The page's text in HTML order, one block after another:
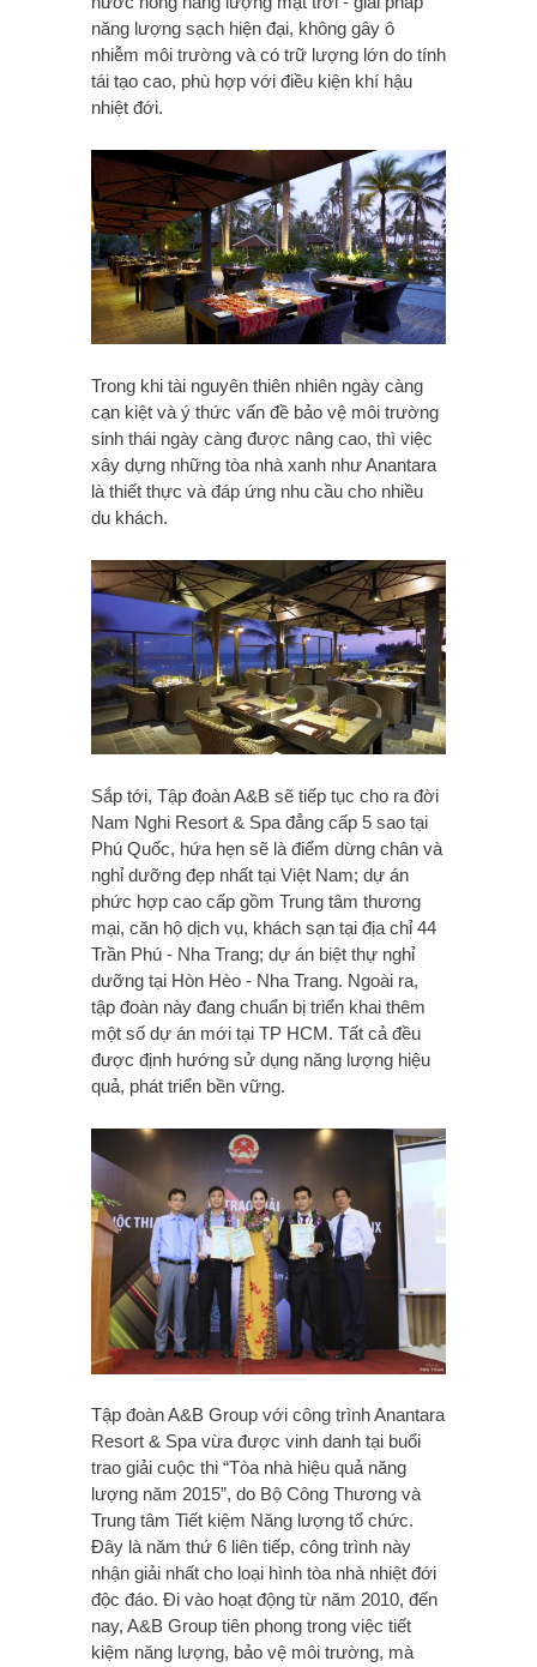
năng lượng sạch hiện đại, không gây ô
nhiễm môi trường và có trữ lượng lớn do tính
tái tạo cao, phù hợp với điều kiện khí hậu
nhiệt đới.
Trong khi tài nguyên thiên nhiên ngày càng
cạn kiệt và ý thức vấn đề bảo vệ môi trường
sinh thái ngày càng được nâng cao, thì việc
xây dựng những tòa nhà xanh như Anantara
là thiết thực và đáp ứng nhu cầu cho nhiều
du khách.
Sắp tới, Tập đoàn A&B sẽ tiếp tục cho ra đời
Nam Nghi Resort & Spa đẳng cấp 5 sao tại
Phú Quốc, hứa hẹn sẽ là điểm dừng chân và
nghỉ dưỡng đẹp nhất tại Việt Nam; dự án
phức hợp cao cấp gồm Trung tâm thương
mại, căn hộ dịch vụ, khách sạn tại địa chỉ 44
Trần Phú - Nha Trang; dự án biệt thự nghỉ
dưỡng tại Hòn Hèo - Nha Trang. Ngoài ra,
tập đoàn này đang chuẩn bị triển khai thêm
một số dự án mới tại TP HCM. Tất cả đều
được định hướng sử dụng năng lượng hiệu
quả, phát triển bền vững.
Tập đoàn A&B Group với công trình Anantara
Resort & Spa vừa được vinh danh tại buổi
trao giải cuộc thi “Tòa nhà hiệu quả năng
lượng năm 2015”, do Bộ Công Thương và
Trung tâm Tiết kiệm Năng lượng tổ chức.
Đây là năm thứ 6 liên tiếp, công trình này
nhận giải nhất cho loại hình tòa nhà nhiệt đới
độc đáo. Đi vào hoạt động từ năm 2010, đến
nay, A&B Group tiên phong trong việc tiết
kiệm năng lượng, bảo vệ môi trường, mà